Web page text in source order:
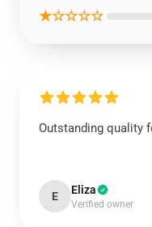
★☆☆☆☆
Outstanding quality
E Eliza
Verified owner